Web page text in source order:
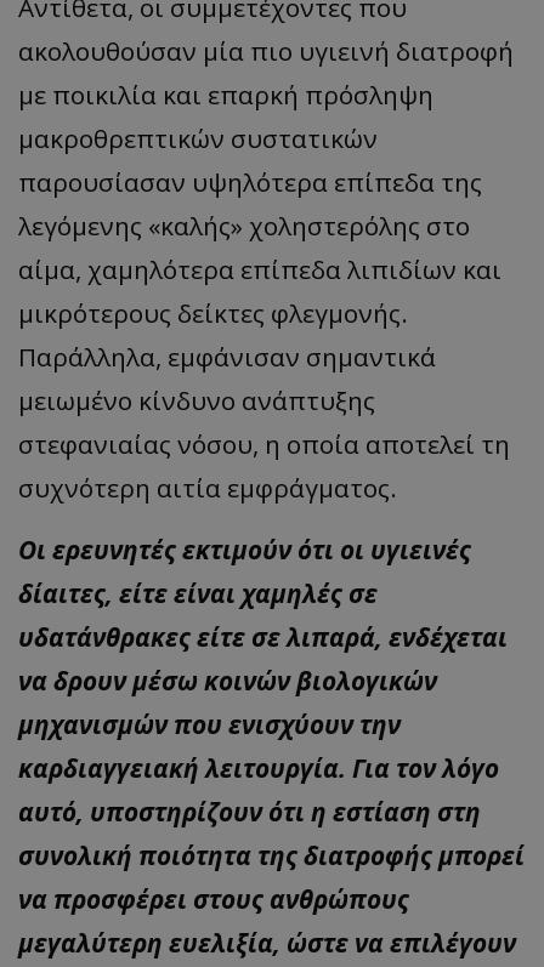
ακολουθούσαν μία πιο υγιεινή διατροφή
με ποικιλία και επαρκή πρόσληψη
μακροθρεπτικών συστατικών
παρουσίασαν υψηλότερα επίπεδα της
λεγόμενης «καλής» χοληστερόλης στο
αίμα, χαμηλότερα επίπεδα λιπιδίων και
μικρότερους δείκτες φλεγμονής.
Παράλληλα, εμφάνισαν σημαντικά
μειωμένο κίνδυνο ανάπτυξης
στεφανιαίας νόσου, η οποία αποτελεί τη
συχνότερη αιτία εμφράγματος.
Οι ερευνητές εκτιμούν ότι οι υγιεινές
δίαιτες, είτε είναι χαμηλές σε
υδατάνθρακες είτε σε λιπαρά, ενδέχεται
να δρουν μέσω κοινών βιολογικών
μηχανισμών που ενισχύουν την
καρδιαγγειακή λειτουργία. Για τον λόγο
αυτό, υποστηρίζουν ότι η εστίαση στη
συνολική ποιότητα της διατροφής μπορεί
να προσφέρει στους ανθρώπους
μεγαλύτερη ευελιξία, ώστε να επιλέγουν